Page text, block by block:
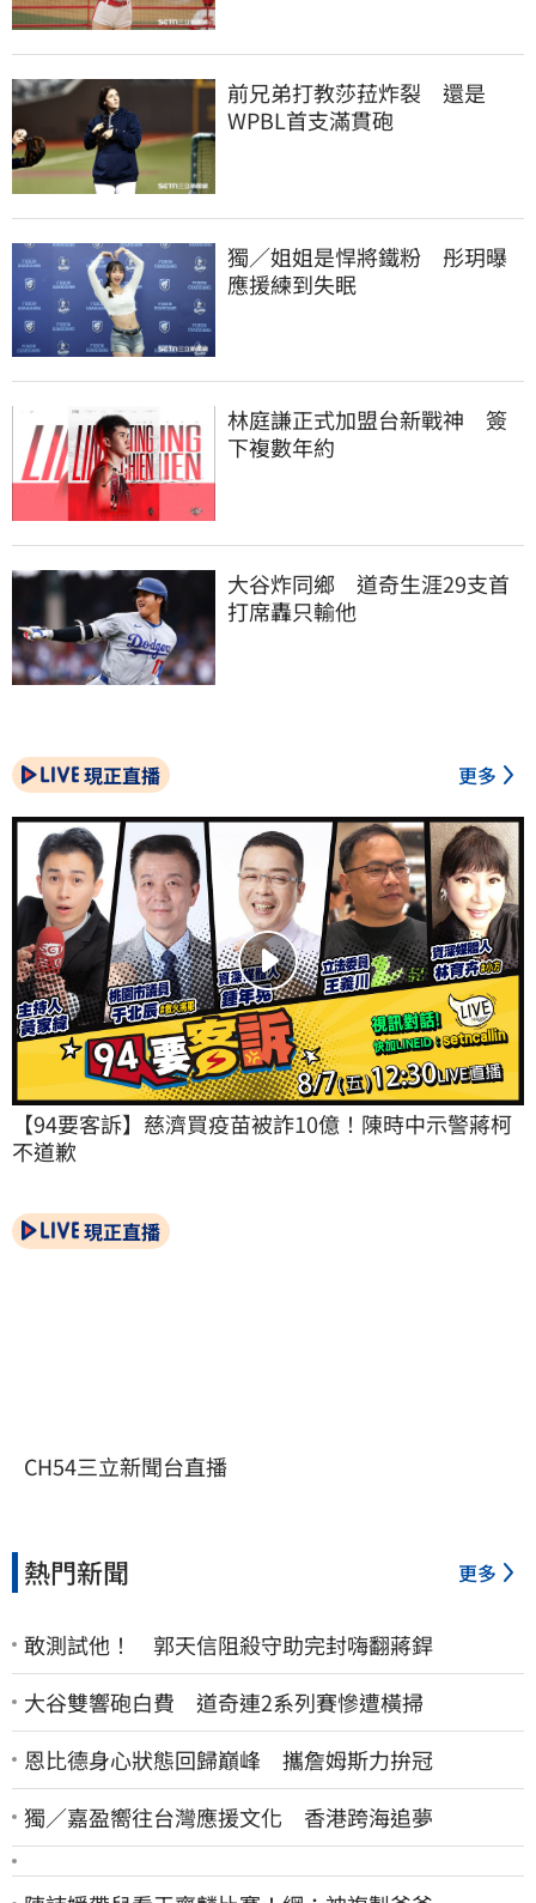
前兄弟打教莎菈炸裂　還是
WPBL首支滿貫砲
獨／姐姐是悍將鐵粉　彤玥曝
應援練到失眠
林庭謙正式加盟台新戰神　簽
下複數年約
大谷炸同鄉　道奇生涯29支首
打席轟只輸他
現正直播 更多
【94要客訴】慈濟買疫苗被詐10億！陳時中示警蔣柯
不道歉
現正直播
CH54三立新聞台直播
熱門新聞 更多
敢測試他！ 郭天信阻殺守助完封嗨翻蔣銲
大谷雙響砲白費 道奇連2系列賽慘遭橫掃
恩比德身心狀態回歸巔峰 攜詹姆斯力拚冠
獨／嘉盈嚮往台灣應援文化 香港跨海追夢